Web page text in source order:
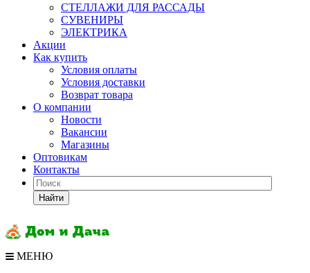
СТЕЛЛАЖИ ДЛЯ РАССАДЫ
СУВЕНИРЫ
ЭЛЕКТРИКА
Акции
Как купить
Условия оплаты
Условия доставки
Возврат товара
О компании
Новости
Вакансии
Магазины
Оптовикам
Контакты
Найти
МЕНЮ